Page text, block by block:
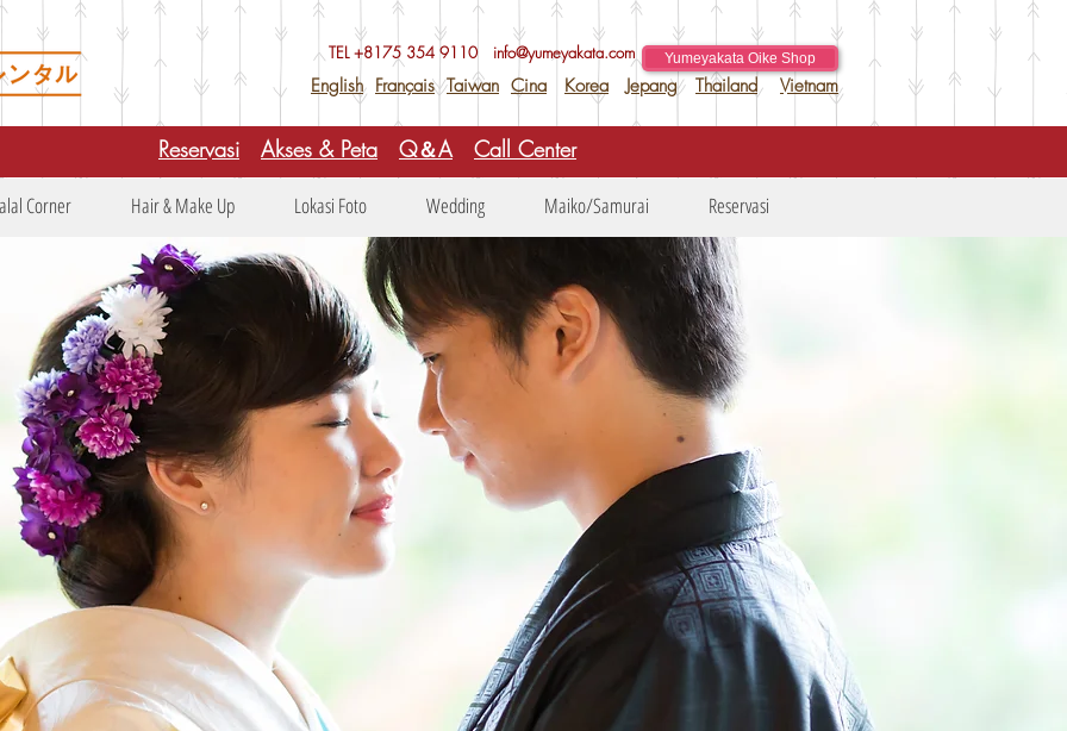
TEL +8175 354 9110 info@yumeyakata.com
English Français Taiwan Cina Korea Jepang Thailand Vietnam
Yumeyakata Oike Shop
Reservasi Akses & Peta Q＆A Call Center
Corner Hair & Make Up Lokasi Foto Wedding Maiko/Samurai Reservasi